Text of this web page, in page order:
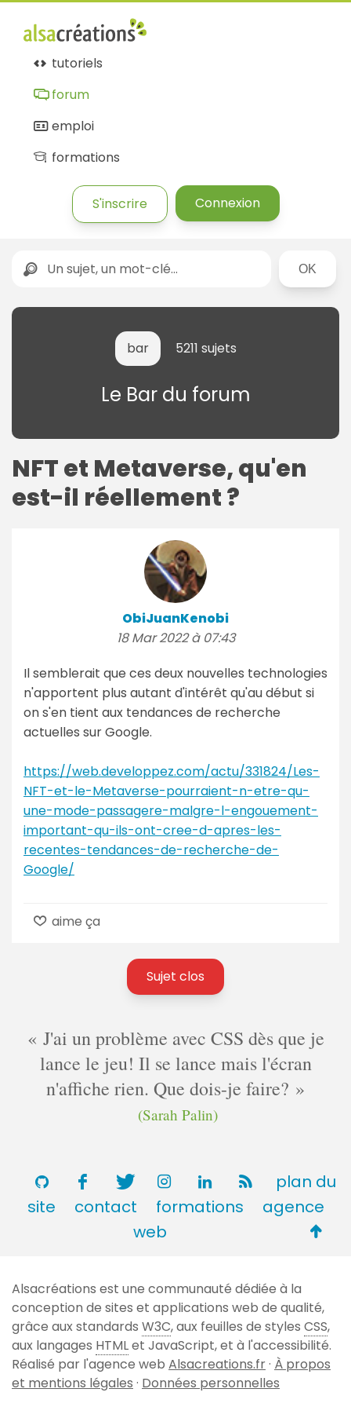
tutoriels
forum
emploi
formations
S'inscrire Connexion
Rechercher
bar 5211 sujets
Le Bar du forum
NFT et Metaverse, qu'en
est-il réellement ?
ObiJuanKenobi
18 Mar 2022 à 07:43
Il semblerait que ces deux nouvelles technologies
n'apportent plus autant d'intérêt qu'au début si
on s'en tient aux tendances de recherche
actuelles sur Google.
https://web.developpez.com/actu/331824/Les-
NFT-et-le-Metaverse-pourraient-n-etre-qu-
une-mode-passagere-malgre-l-engouement-
important-qu-ils-ont-cree-d-apres-les-
recentes-tendances-de-recherche-de-
Google/
aime ça
Sujet clos
J'ai un problème avec CSS dès que je
lance le jeu! Il se lance mais l'écran
n'affiche rien. Que dois-je faire?
(Sarah Palin)
plan du
site
contact formations
agence
web
de
page
Alsacréations est une communauté dédiée à la
conception de sites et applications web de qualité,
grâce aux standards W3C, aux feuilles de styles CSS,
aux langages HTMLet JavaScript, et à l'accessibilité.
Réalisé par l'agence web Alsacreations.fr· À propos
et mentions légales · Données personnelles